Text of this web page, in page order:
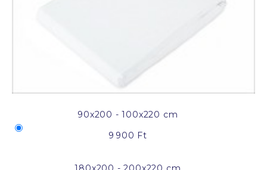
90x200 - 100x220 cm
9 900 Ft